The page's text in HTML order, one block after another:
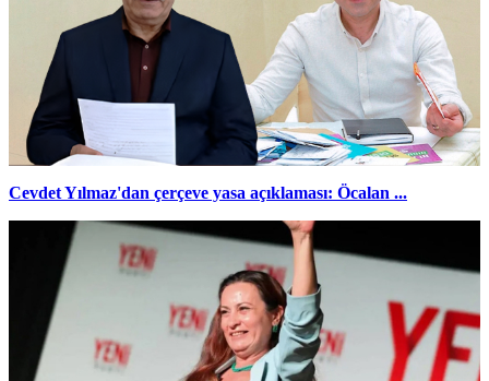
Cevdet Yılmaz'dan çerçeve yasa açıklaması: Öcalan ...